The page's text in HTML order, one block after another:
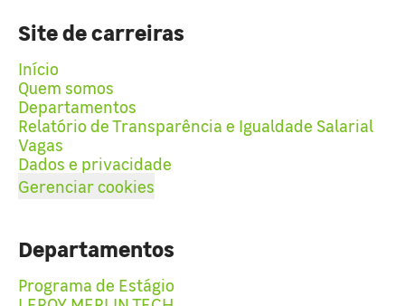
Site de carreiras
Início
Quem somos
Departamentos
Relatório de Transparência e Igualdade Salarial
Vagas
Dados e privacidade
Gerenciar cookies
Departamentos
Programa de Estágio